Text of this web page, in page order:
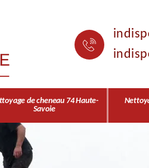
de cheneau 74 Haute-
Savoie